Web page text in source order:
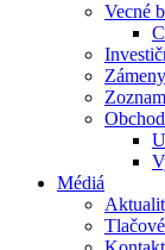
Vecné
Zámeny
Médiá